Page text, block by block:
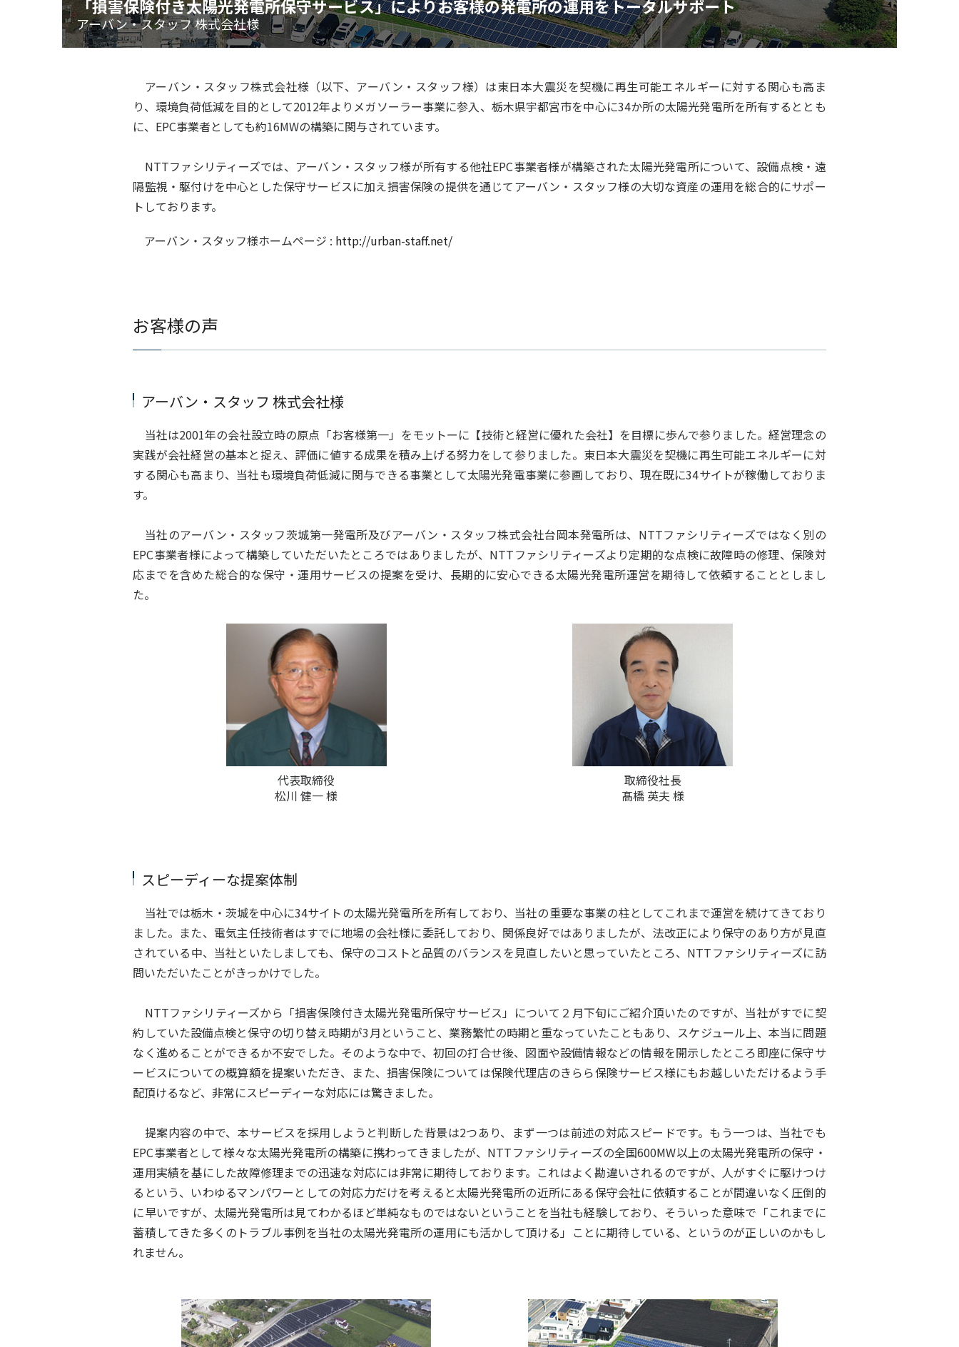
「損害保険付き太陽光発電所保守サービス」によりお客様の発電所の運用をトータルサポート
アーバン・スタッフ 株式会社様
アーバン・スタッフ株式会社様（以下、アーバン・スタッフ様）は東日本大震災を契機に再生可能エネルギーに対する関心も高ま
り、環境負荷低減を目的として2012年よりメガソーラー事業に参入、栃木県宇都宮市を中心に34か所の太陽光発電所を所有するととも
に、EPC事業者としても約16MWの構築に関与されています。
NTTファシリティーズでは、アーバン・スタッフ様が所有する他社EPC事業者様が構築された太陽光発電所について、設備点検・遠
隔監視・駆付けを中心とした保守サービスに加え損害保険の提供を通じてアーバン・スタッフ様の大切な資産の運用を総合的にサポー
トしております。
アーバン・スタッフ様ホームページ : http://urban-staff.net/
お客様の声
アーバン・スタッフ 株式会社様
当社は2001年の会社設立時の原点「お客様第一」をモットーに【技術と経営に優れた会社】を目標に歩んで参りました。経営理念の
実践が会社経営の基本と捉え、評価に値する成果を積み上げる努力をして参りました。東日本大震災を契機に再生可能エネルギーに対
する関心も高まり、当社も環境負荷低減に関与できる事業として太陽光発電事業に参画しており、現在既に34サイトが稼働しておりま
す。
当社のアーバン・スタッフ茨城第一発電所及びアーバン・スタッフ株式会社台岡本発電所は、NTTファシリティーズではなく別の
EPC事業者様によって構築していただいたところではありましたが、NTTファシリティーズより定期的な点検に故障時の修理、保険対
応までを含めた総合的な保守・運用サービスの提案を受け、長期的に安心できる太陽光発電所運営を期待して依頼することとしまし
た。
代表取締役
松川 健一 様
取締役社長
髙橋 英夫 様
スピーディーな提案体制
当社では栃木・茨城を中心に34サイトの太陽光発電所を所有しており、当社の重要な事業の柱としてこれまで運営を続けてきており
ました。また、電気主任技術者はすでに地場の会社様に委託しており、関係良好ではありましたが、法改正により保守のあり方が見直
されている中、当社といたしましても、保守のコストと品質のバランスを見直したいと思っていたところ、NTTファシリティーズに訪
問いただいたことがきっかけでした。
NTTファシリティーズから「損害保険付き太陽光発電所保守サービス」について２月下旬にご紹介頂いたのですが、当社がすでに契
約していた設備点検と保守の切り替え時期が3月ということ、業務繁忙の時期と重なっていたこともあり、スケジュール上、本当に問題
なく進めることができるか不安でした。そのような中で、初回の打合せ後、図面や設備情報などの情報を開示したところ即座に保守サ
ービスについての概算額を提案いただき、また、損害保険については保険代理店のきらら保険サービス様にもお越しいただけるよう手
配頂けるなど、非常にスピーディーな対応には驚きました。
提案内容の中で、本サービスを採用しようと判断した背景は2つあり、まず一つは前述の対応スピードです。もう一つは、当社でも
EPC事業者として様々な太陽光発電所の構築に携わってきましたが、NTTファシリティーズの全国600MW以上の太陽光発電所の保守・
運用実績を基にした故障修理までの迅速な対応には非常に期待しております。これはよく勘違いされるのですが、人がすぐに駆けつけ
るという、いわゆるマンパワーとしての対応力だけを考えると太陽光発電所の近所にある保守会社に依頼することが間違いなく圧倒的
に早いですが、太陽光発電所は見てわかるほど単純なものではないということを当社も経験しており、そういった意味で「これまでに
蓄積してきた多くのトラブル事例を当社の太陽光発電所の運用にも活かして頂ける」ことに期待している、というのが正しいのかもし
れません。